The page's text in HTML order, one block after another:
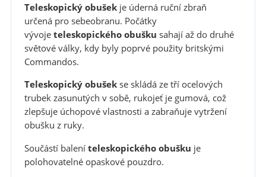
Teleskopický obušekje úderná ruční zbraň
určená pro sebeobranu. Počátky
vývojeteleskopického obušku sahají až do druhé
světové války, kdy byly poprvé použity britskými
Commandos.
Teleskopický obušekse skládá ze tří ocelových
trubek zasunutých v sobě, rukojeť je gumová, což
zlepšuje úchopové vlastnosti a zabraňuje vytržení
obušku z ruky.
Součástí baleníteleskopického obušku je
polohovatelné opaskové pouzdro.